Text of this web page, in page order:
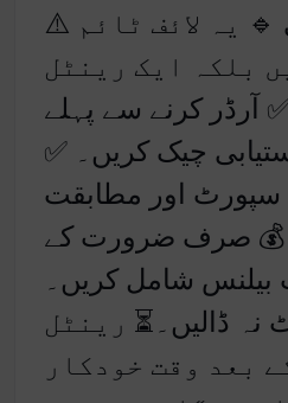
⚠️ اہم رینٹل پالیسی 🔹 یہ لائف ٹائم
بلکہ ایک رینٹل
آرڈر کرنے سے پہلے
چیک کریں۔ ✅
سپورٹ اور مطابقت
💰 صرف ضرورت کے
بیلنس شامل کریں۔
نہ ڈالیں۔⏳ رینٹل
بعد وقت خودکار